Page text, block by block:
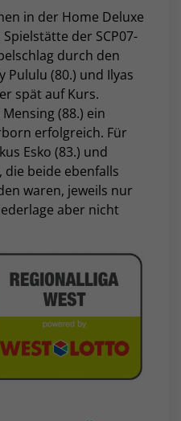
in der Home Deluxe
der SCP07-
durch den
Pululu (80.) und Ilyas
spät auf Kurs.
(88.) ein
erfolgreich. Für
Esko (83.) und
die beide ebenfalls
waren, jeweils nur
aber nicht